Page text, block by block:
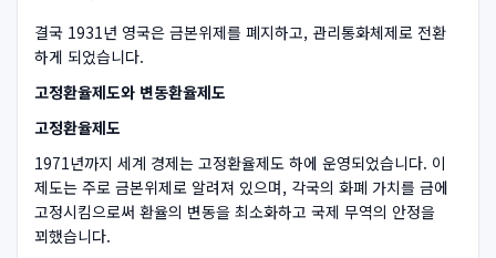
결국 1931년 영국은 금본위제를 폐지하고, 관리통화체제로 전환
하게 되었습니다.
고정환율제도와 변동환율제도
고정환율제도
1971년까지 세계 경제는 고정환율제도 하에 운영되었습니다. 이
제도는 주로 금본위제로 알려져 있으며, 각국의 화폐 가치를 금에
고정시킴으로써 환율의 변동을 최소화하고 국제 무역의 안정을
꾀했습니다.